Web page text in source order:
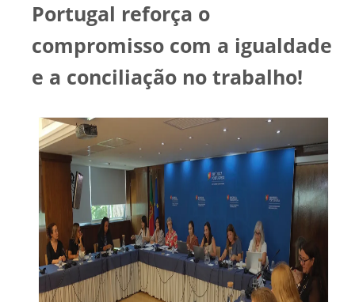
Portugal reforça o
compromisso com a igualdade
e a conciliação no trabalho!